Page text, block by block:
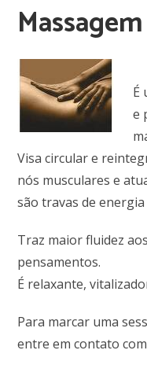
É
e
Visa circular e
nós musculares e
são travas de
Traz maior fluidez
pensamentos.
É relaxante,
Para marcar uma
entre em contato com